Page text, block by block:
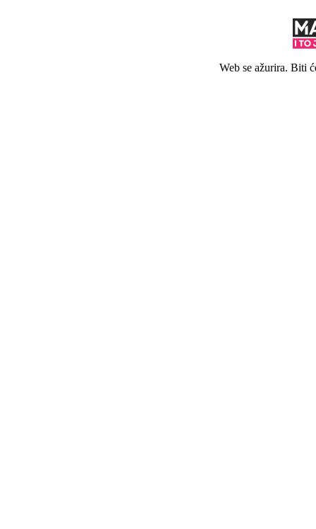
Web se ažurira. Biti